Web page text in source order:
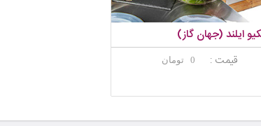
ایلند (جهان گاز)
قیمت : 0 تومان